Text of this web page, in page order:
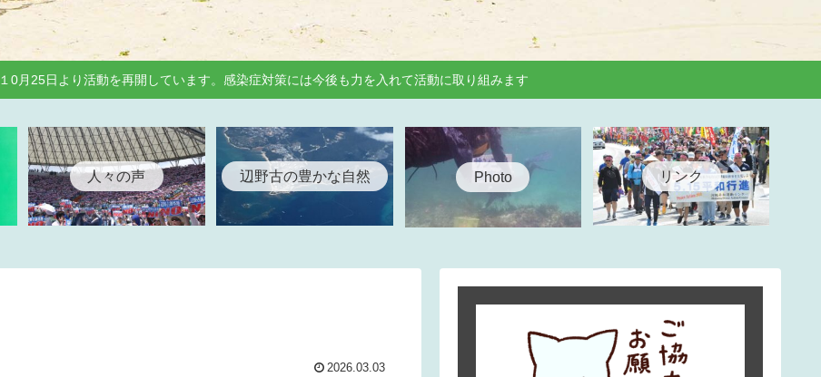
0月25日より活動を再開しています。感染症対策には今後も力を入れて活動に取り組みます
人々の声 辺野古の豊かな自然 Photo リンク
2026.03.03